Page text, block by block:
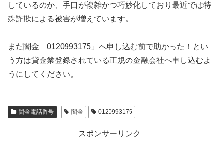
しているのか、手口が複雑かつ巧妙化しており最近では特
殊詐欺による被害が増えています。
まだ闇金「0120993175」へ申し込む前で助かった！とい
う方は貸金業登録されている正規の金融会社へ申し込むよ
うにしてください。
闇金電話番号 闇金 0120993175
スポンサーリンク